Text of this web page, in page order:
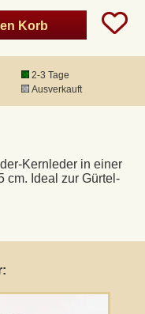
Korb
2-3 Tage
Ausverkauft
Kernleder in einer
cm. Ideal zur Gürtel-